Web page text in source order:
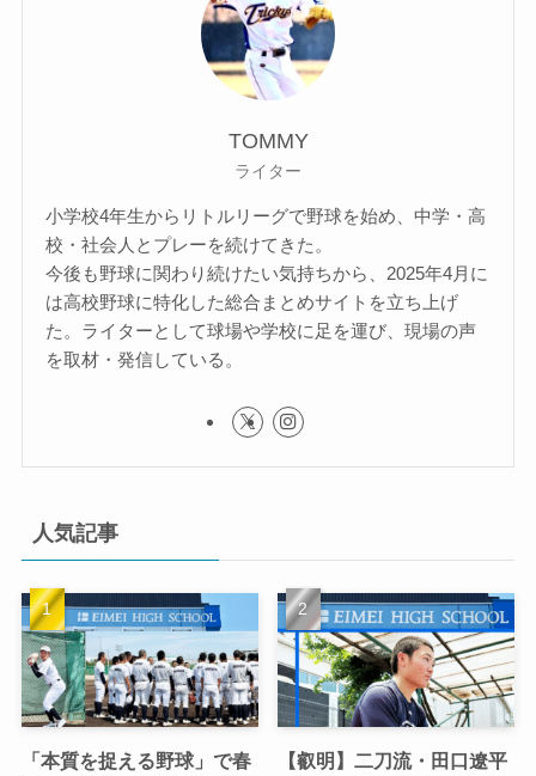
TOMMY
ライター
小学校4年生からリトルリーグで野球を始め、中学・高
校・社会人とプレーを続けてきた。
今後も野球に関わり続けたい気持ちから、2025年4月に
は高校野球に特化した総合まとめサイトを立ち上げ
た。ライターとして球場や学校に足を運び、現場の声
を取材・発信している。
人気記事
「本質を捉える野球」で春
【叡明】二刀流・田口遼平